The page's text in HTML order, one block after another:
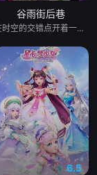
谷雨街后巷
在时空的交错点开着一间酒馆——谷雨街后巷。 无论城市的角落，还是繁星坠落的荒漠， 穿过现实的迷宫，欢迎光临“谷雨街后巷”。 在这有着无尽时间的酒馆里， 点杯梦，邂逅形形色色的客人吧。 看水豚系少年小默剥开执念的外壳， 找到重重梦魇中渺茫到看不见的“我们”。
6.5